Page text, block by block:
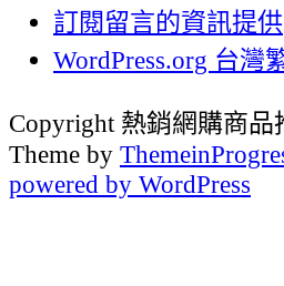
訂閱留言的資訊提供
WordPress.org 台灣
Copyright 熱銷網購商品
Theme by
powered by WordPress